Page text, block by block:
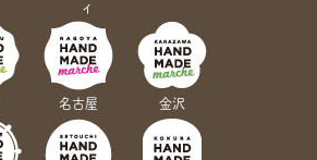
ィ
名古屋 金沢